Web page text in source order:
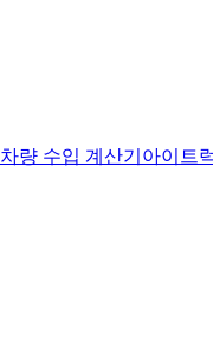
차량 수입 계산기 아이트